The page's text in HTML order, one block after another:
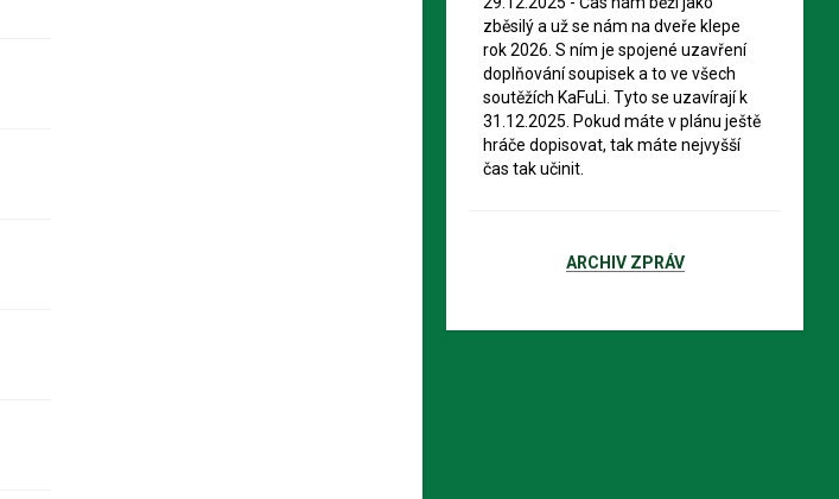
zběsilý a už se nám na dveře klepe
rok 2026. S ním je spojené uzavření
doplňování soupisek a to ve všech
soutěžích KaFuLi. Tyto se uzavírají k
31.12.2025. Pokud máte v plánu ještě
hráče dopisovat, tak máte nejvyšší
čas tak učinit.
ARCHIV ZPRÁV